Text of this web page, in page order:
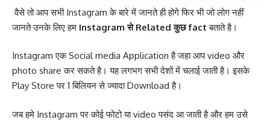
वैसे तो आप सभी Instagram के बारे में जानते ही होगे फिर भी जो लोग नहीं
जानते उनके लिए हम Instagram से Related कुछ fact बताते है।
Instagram एक Social media Application है जहा आप video और
photo share कर सकते है। यह लगभग सभी देशों में चलाई जाती है। इसके
Play Store पर 1 बिलियन से ज्यादा Download है।
जब हमे Instagram पर कोई फोटो या video पसंद आ जाती है और हम उसे